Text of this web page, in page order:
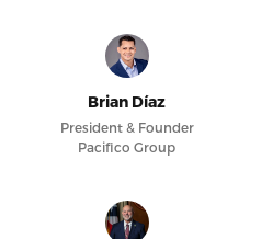
Brian Díaz
President & Founder
Pacifico Group